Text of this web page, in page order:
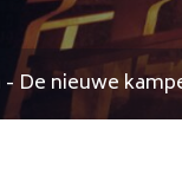
De nieuwe